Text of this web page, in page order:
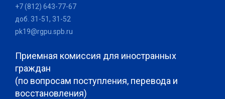
+7 (812) 643-77-67
доб. 31-51, 31-52
pk19@rgpu.spb.ru
Приемная комиссия для иностранных
граждан
(по вопросам поступления, перевода и
восстановления)